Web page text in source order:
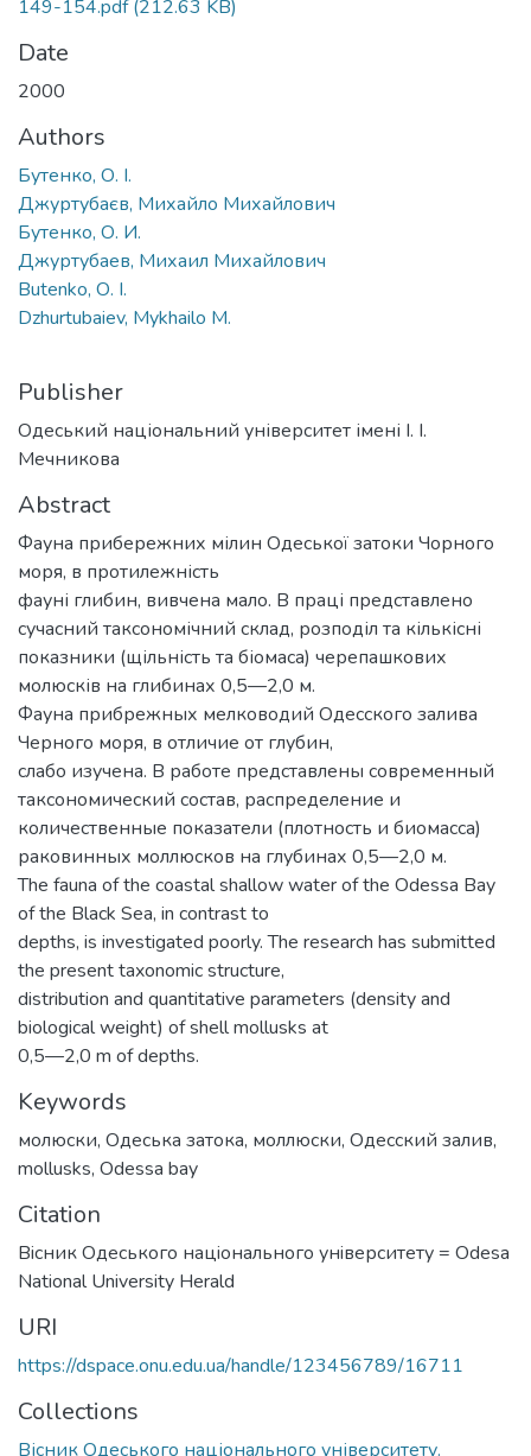
149-154.pdf(212.63 KB)
Date
2000
Authors
Бутенко, О. І.
Джуртубаєв, Михайло Михайлович
Бутенко, О. И.
Джуртубаев, Михаил Михайлович
Butenko, О. I.
Dzhurtubaiev, Mykhailo M.
Publisher
Одеський національний університет імені І. І.
Мечникова
Abstract
Фауна прибережних мілин Одеської затоки Чорного
моря, в протилежність
фауні глибин, вивчена мало. В праці представлено
сучасний таксономічний склад, розподіл та кількісні
показники (щільність та біомаса) черепашкових
молюсків на глибинах 0,5—2,0 м.
Фауна прибрежных мелководий Одесского залива
Черного моря, в отличие от глубин,
слабо изучена. В работе представлены современный
таксономический состав, распределение и
количественные показатели (плотность и биомасса)
раковинных моллюсков на глубинах 0,5—2,0 м.
The fauna of the coastal shallow water of the Odessa Bay
of the Black Sea, in contrast to
depths, is investigated poorly. The research has submitted
the present taxonomic structure,
distribution and quantitative parameters (density and
biological weight) of shell mollusks at
0,5—2,0 m of depths.
Keywords
молюски, Одеська затока, моллюски, Одесский залив,
mollusks, Odessa bay
Citation
Вiсник Одеського нацiонального унiверситету = Odesa
National University Herald
URI
https://dspace.onu.edu.ua/handle/123456789/16711
Collections
Вісник Одеського національного університету.